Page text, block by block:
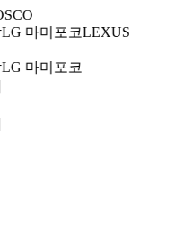
LG 마미포코LEXUS
LG 마미포코